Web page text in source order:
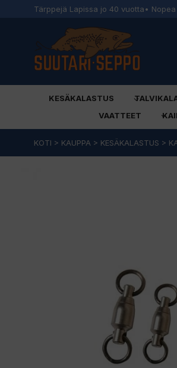
Tärppejä Lapissa jo 40 vuotta•
KESÄKALASTUS
VAATTEET
sisältöön
KOTI > KAUPPA > KESÄKALASTUS >